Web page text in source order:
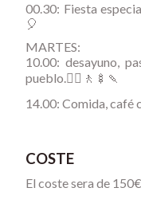
00.30: Fiesta
🎈
MARTES:
10.00: desayuno,
pueblo.🚶‍♀🚶🍢🍡
14.00: Comida, café
COSTE
El coste sera de 150€